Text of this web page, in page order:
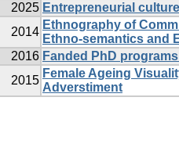
2025 Entrepreneurial
2014
Ethnography of
Ethno-semantics and
2016 Fanded PhD
2015
Female Ageing
Adverstiment